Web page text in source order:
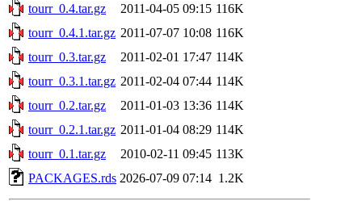
tourr_0.4.tar.gz
2011-04-05 09:15 116K
tourr_0.4.1.tar.gz 2011-07-07 10:08 116K
tourr_0.3.tar.gz
2011-02-01 17:47 114K
tourr_0.3.1.tar.gz 2011-02-04 07:44 114K
tourr_0.2.tar.gz
2011-01-03 13:36 114K
tourr_0.2.1.tar.gz 2011-01-04 08:29 114K
tourr_0.1.tar.gz
2010-02-11 09:45 113K
PACKAGES.rds 2026-07-09 07:14 1.2K